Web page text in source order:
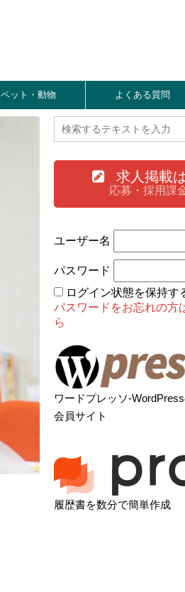
ペット・動物 よくある質問
求人掲載
応募・採用課
ユーザー名
パスワード
ログイン状態を保持す
パスワードをお忘れの方
ら
ワードプレッソ-
会員サイト
履歴書を数分で簡単作成